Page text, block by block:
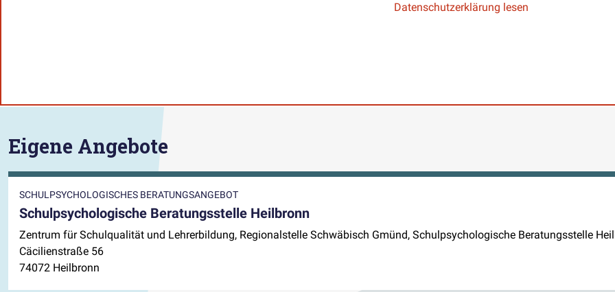
Datenschutzerklärung lesen
Eigene Angebote
SCHULPSYCHOLOGISCHES BERATUNGSANGEBOT
Schulpsychologische Beratungsstelle Heilbronn
Zentrum für Schulqualität und Lehrerbildung, Regionalstelle Schwäbisch Gmünd, Schulpsychologische Beratungsstelle
Cäcilienstraße 56
74072 Heilbronn